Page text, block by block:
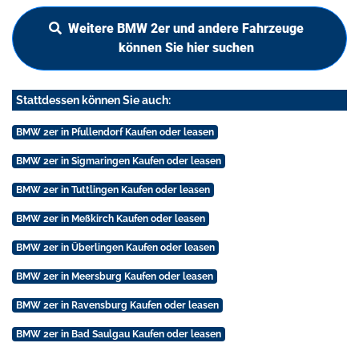
Weitere BMW 2er und andere Fahrzeuge
können Sie hier suchen
Stattdessen können Sie auch:
BMW 2er in Pfullendorf Kaufen oder leasen
BMW 2er in Sigmaringen Kaufen oder leasen
BMW 2er in Tuttlingen Kaufen oder leasen
BMW 2er in Meßkirch Kaufen oder leasen
BMW 2er in Überlingen Kaufen oder leasen
BMW 2er in Meersburg Kaufen oder leasen
BMW 2er in Ravensburg Kaufen oder leasen
BMW 2er in Bad Saulgau Kaufen oder leasen